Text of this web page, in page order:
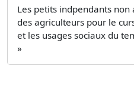
Les petits indpendants
des agriculteurs pour le
et les usages sociaux du
»